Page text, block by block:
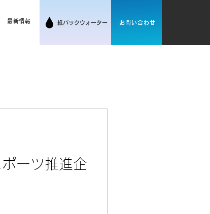
サンウィンについて
最新情報 紙パックウォーター お問い合わせ
ーツ推進企